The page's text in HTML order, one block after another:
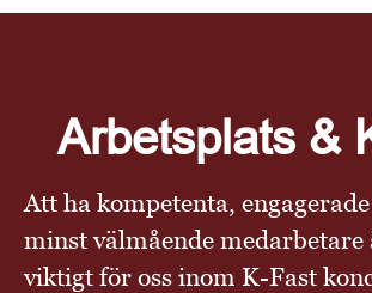
Arbetsplats &
Att ha kompetenta,
minst välmående medarbetare
viktigt för oss inom K-Fast